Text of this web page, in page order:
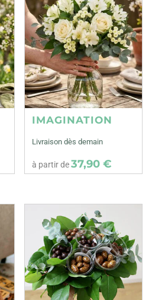
IMAGINATION
Livraison dès demain
à partir de37,90 €